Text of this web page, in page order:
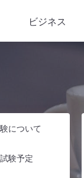
ビジネス
について
試験予定